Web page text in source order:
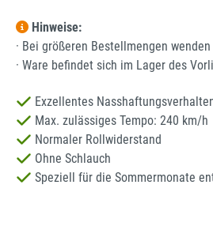
Hinweise:
· Bei größeren Bestellmengen
· Ware befindet sich im Lager des
Exzellentes
Max. zulässiges Tempo: 240 km/h
Normaler Rollwiderstand
Ohne Schlauch
Speziell für die Sommermonate